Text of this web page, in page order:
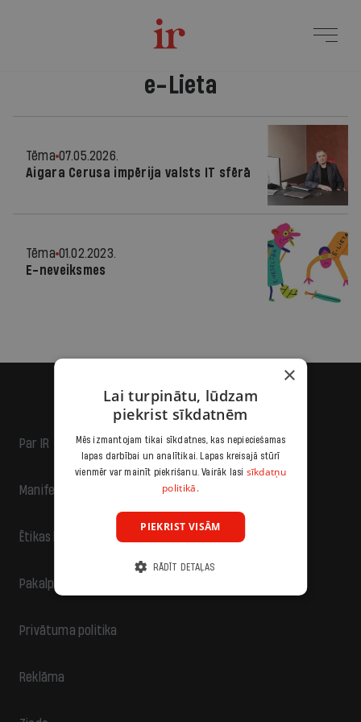
e-Lieta
Tēma 07.05.2026.
Aigara Cerusa impērija valsts IT sfērā
Tēma 01.02.2023.
E-neveiksmes
Par IR
Manifests
Ētikas kodekss
Pakalpojumu sniegšanas noteikumi
Privātuma politika
Reklāma
×
Lai turpinātu, lūdzam
piekrist sīkdatnēm
Mēs izmantojam tikai sīkdatnes, kas nepieciešamas
lapas darbībai un analītikai. Lapas kreisajā stūrī
vienmēr var mainīt piekrišanu. Vairāk lasi sīkdatņu
politikā.
PIEKRIST VISĀM
RĀDĪT DETAĻAS